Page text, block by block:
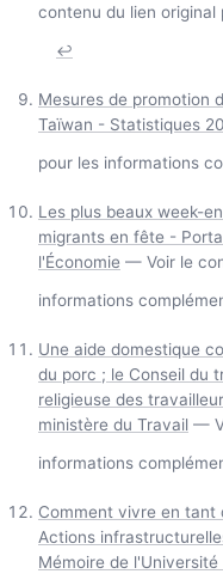
contenu du lien
↩
Mesures de promotion
Taïwan - Statistiques
pour les informations
Les plus beaux week-
migrants en fête -
l'Économie — Voir le
informations
Une aide domestique
du porc ; le Conseil du
religieuse des
ministère du Travail —
informations
Comment vivre en tant
Actions
Mémoire de